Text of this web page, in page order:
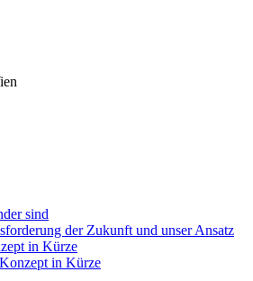
sind
der Zukunft und unser Ansatz
in Kürze
in Kürze